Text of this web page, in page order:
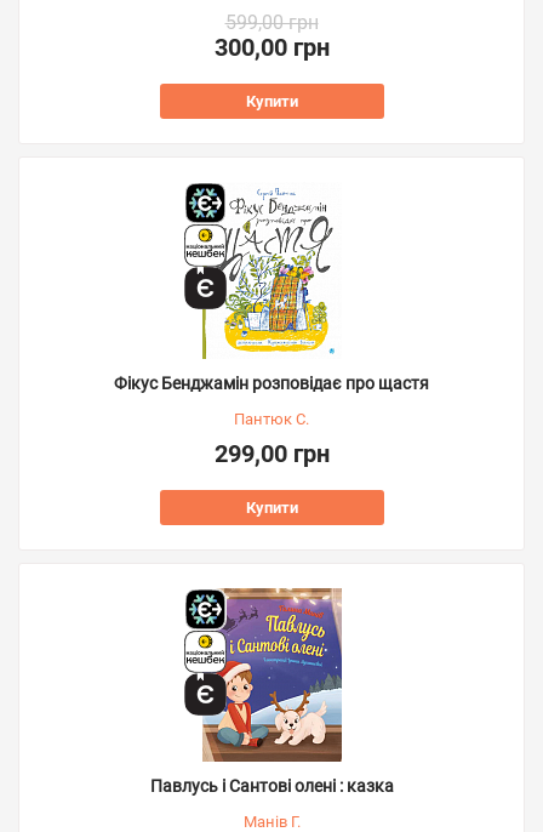
599,00 грн
300,00 грн
Купити
Фікус Бенджамін розповідає про щастя
Пантюк С.
299,00 грн
Купити
Павлусь і Сантові олені : казка
Манів Г.